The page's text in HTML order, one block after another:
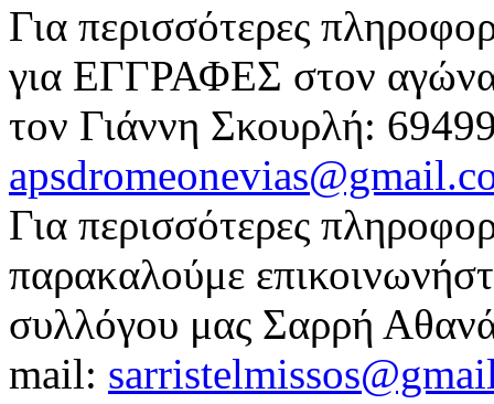
Για περισσότερες
για ΕΓΓΡΑΦΕΣ στον αγώνα
τον Γιάννη Σκουρλή:
Για περισσότερες
παρακαλούμε
συλλόγου μας Σαρρή
mail: